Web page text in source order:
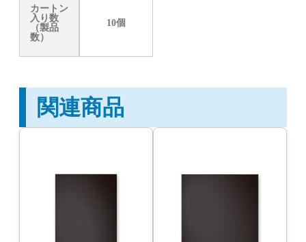
カートン
入り数
（製品
数）
10個
関連商品